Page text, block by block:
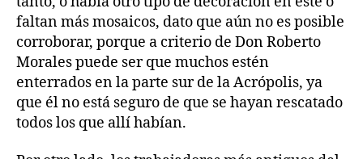
faltan más mosaicos, dato que aún no es posible
corroborar, porque a criterio de Don Roberto
Morales puede ser que muchos estén
enterrados en la parte sur de la Acrópolis, ya
que él no está seguro de que se hayan rescatado
todos los que allí habían.